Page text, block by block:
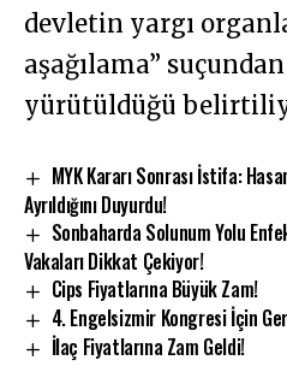
devletin yargı
aşağılama”
yürütüldüğü
MYK Kararı Sonrası İstifa:
Ayrıldığını Duyurdu!
Sonbaharda Solunum Yolu
Vakaları Dikkat Çekiyor!
Cips Fiyatlarına Büyük Zam!
4. Engelsizmir Kongresi İçin
İlaç Fiyatlarına Zam Geldi!